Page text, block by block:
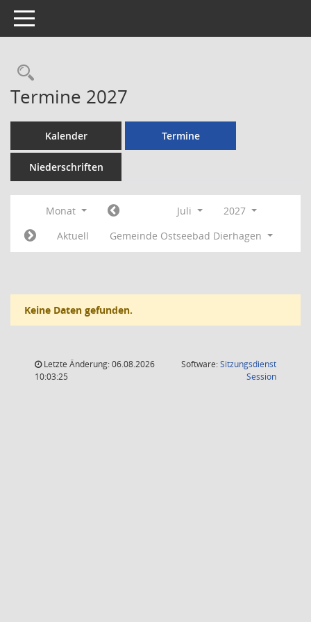
Toggle navigation
Rechercheauswahl
Termine 2027
Kalender Termine
Niederschriften
Monat Juli
2027
Aktuell
Gemeinde Ostseebad Dierhagen
Keine Daten gefunden.
Letzte Änderung: 06.08.2026
10:03:25
Software:Sitzungsdienst
Session(Wird in